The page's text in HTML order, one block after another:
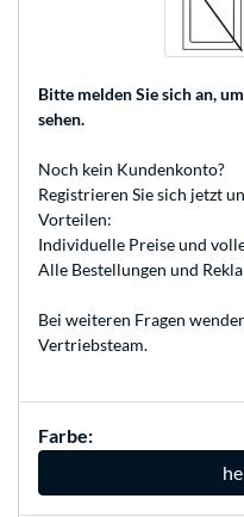
Bitte melden Sie sich an,
sehen.
Noch kein Kundenkonto?
Registrieren Sie sich jetzt
Vorteilen:
Individuelle Preise und
Alle Bestellungen und
Bei weiteren Fragen
Vertriebsteam.
Farbe: